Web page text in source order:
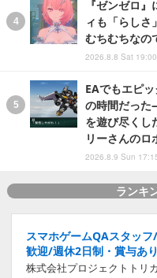
『ゼンゼロ
ィも「らしさ
むちむちなの
2026.8.8 Sat 19:00
EAでもエピ
の時間だった
を遊び尽くし
リーさんのロ
2026.8.9 Sun
ランキ
スマホゲームQAスタッ
歓迎/週休2日制・賞与あり
株式会社プロジェクトトリ